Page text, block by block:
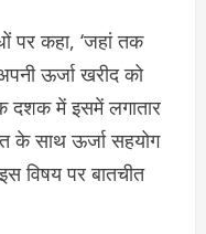
पर कहा, ‘जहां तक
ऊर्जा खरीद को
दशक में इसमें लगातार
के साथ ऊर्जा सहयोग
विषय पर बातचीत